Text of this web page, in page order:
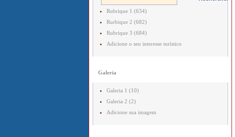
Rubrique 1 (634)
Rurbique 2 (682)
Rubrique 3 (684)
Adicione o seu interesse turístico
Galeria
Galeria 1 (10)
Galeria 2 (2)
Adicione sua imagem